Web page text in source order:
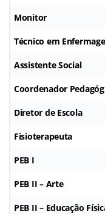
Monitor
Técnico em
Assistente Social
Coordenador
Diretor de Escola
Fisioterapeuta
PEB I
PEB II – Arte
PEB II – Educação